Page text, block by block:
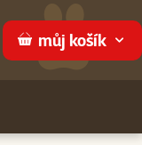
můj košík